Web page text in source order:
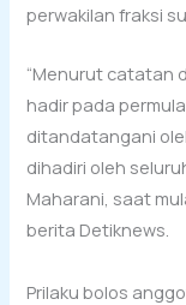
perwakilan fraksi
“Menurut catatan
hadir pada
ditandatangani
dihadiri oleh
Maharani, saat
berita Detiknews.
Prilaku bolos